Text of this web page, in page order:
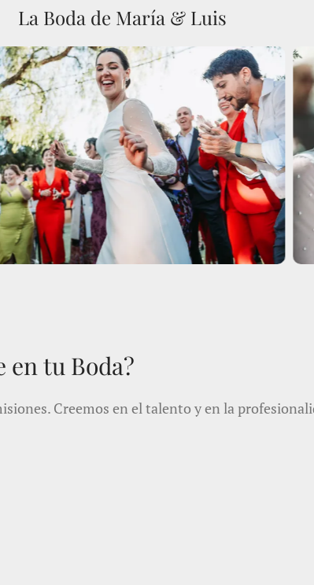
La Boda de María & Luis
en tu Boda?
Creemos en el talento y en la